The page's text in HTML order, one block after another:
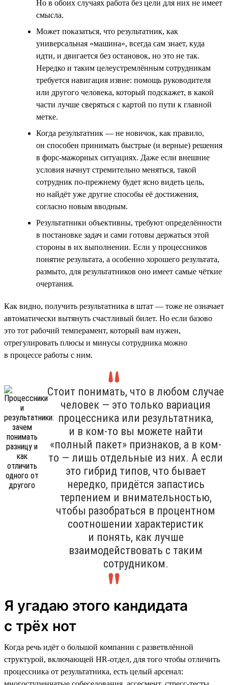
Но в обоих случаях работа без цели для них не имеет
смысла.
Может показаться, что результатник, как
универсальная «машина», всегда сам знает, куда
идти, и двигается без остановок, но это не так.
Нередко и таким целеустремлённым сотрудникам
требуется навигация извне: помощь руководителя
или другого человека, который подскажет, в какой
части лучше сверяться с картой по пути к главной
метке.
Когда результатник — не новичок, как правило,
он способен принимать быстрые (и верные) решения
в форс-мажорных ситуациях. Даже если внешние
условия начнут стремительно меняться, такой
сотрудник по-прежнему будет ясно видеть цель,
но найдёт уже другие способы её достижения,
согласно новым вводным.
Результатники объективны, требуют определённости
в постановке задач и сами готовы держаться этой
стороны в их выполнении. Если у процессников
понятие результата, а особенно хорошего результата,
размыто, для результатников оно имеет самые чёткие
очертания.
Как видно, получить результатника в штат — тоже не означает
автоматически вытянуть счастливый билет. Но если базово
это тот рабочий темперамент, который вам нужен,
отрегулировать плюсы и минусы сотрудника можно
в процессе работы с ним.
Стоит понимать, что в любом случае
человек — это только вариация
процессника или результатника,
и в ком-то вы можете найти
«полный пакет» признаков, а в ком-
то — лишь отдельные из них. А если
это гибрид типов, что бывает
нередко, придётся запастись
терпением и внимательностью,
чтобы разобраться в процентном
соотношении характеристик
и понять, как лучше
взаимодействовать с таким
сотрудником.
Я угадаю этого кандидата
с трёх нот
Когда речь идёт о большой компании с разветвлённой
структурой, включающей HR-отдел, для того чтобы отличить
процессника от результатника, есть целый арсенал: